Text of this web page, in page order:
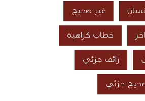
غير صحيح
خطاب كراهية
زائف جزئي
جزئي